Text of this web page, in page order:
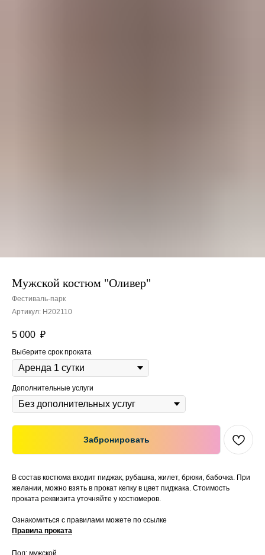
Мужской костюм "Оливер"
Фестиваль-парк
Артикул: H202110
5 000 ₽
Выберите срок проката
Дополнительные услуги
Забронировать
В состав костюма входит пиджак, рубашка, жилет, брюки, бабочка. При
желании, можно взять в прокат кепку в цвет пиджака. Стоимость
проката реквизита уточняйте у костюмеров.
Ознакомиться с правилами можете по ссылке
Правила проката